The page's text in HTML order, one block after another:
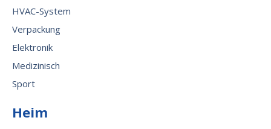
HVAC-System
Verpackung
Elektronik
Medizinisch
Sport
Heim